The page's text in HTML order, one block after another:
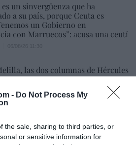
- Do Not Process My
the sale, sharing to third parties, or
or sensitive information for
es un sinvergüenza que ha
a su país, porque Ceuta es
un Gobierno en
con Marruecos”: acusa una ceutí
las dos columnas de Hércules
trabajo de desmitificar la